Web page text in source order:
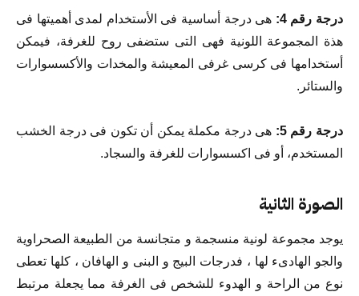
درجة رقم 4:
هى درجة أساسية فى الأستخدام لمدى أهميتها فى
هذة المجموعة اللونية فهى التى ستضفى روح للغرفة، فيمكن
أستخدامها فى كرسى غرفى المعيشة والمخدات والأكسسوارات
والستائر.
درجة رقم 5:
هى درجة مكملة يمكن أن تكون فى درجة الخشب
المستخدم، أو فى اكسسوارات للغرفة والسجاد.
الصورة الثانية
يوجد مجموعة لونية منسجمة و متجانسة من الطبيعة الصحراوية
والجو الهادىء لها ، فدرجات البيج و البنى و الهافان ، كلها تعطى
نوع من الراحة و الهدوء للشخص فى الغرفة مما يجعلة مرتبط